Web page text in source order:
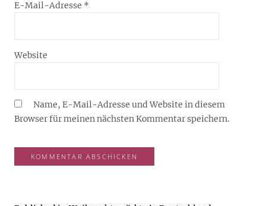
E-Mail-Adresse *
Website
Name, E-Mail-Adresse und Website in diesem
Browser für meinen nächsten Kommentar speichern.